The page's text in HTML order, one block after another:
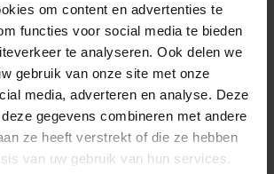
om content en advertenties te
functies voor social media te bieden
te analyseren. Ook delen we
gebruik van onze site met onze
media, adverteren en analyse. Deze
gegevens combineren met andere
ze heeft verstrekt of die ze hebben
van uw gebruik van hun services.
Gedragsexpert